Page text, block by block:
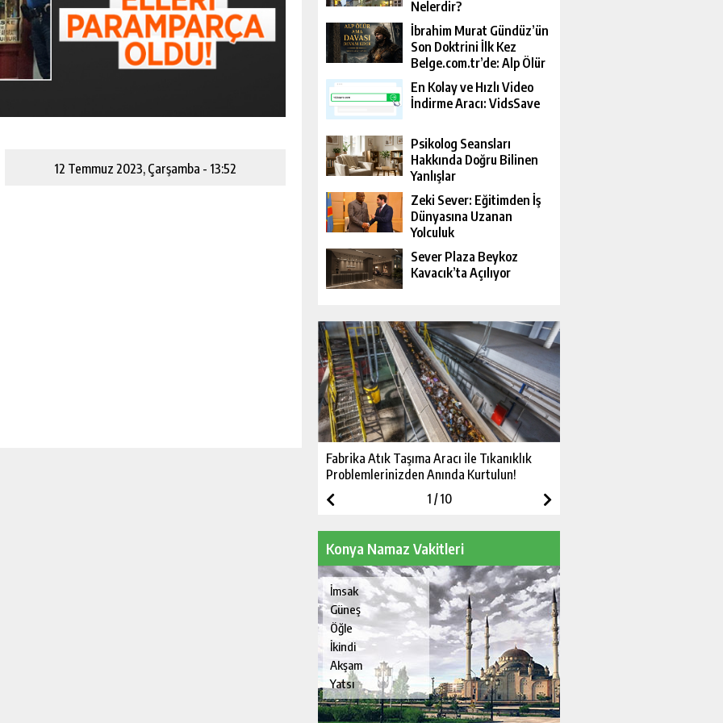
12 Temmuz 2023, Çarşamba - 13:52
Nelerdir?
İbrahim Murat Gündüz’ün
Son Doktrini İlk Kez
Belge.com.tr’de: Alp Ölür
Ama Davası Devam Eder
En Kolay ve Hızlı Video
İndirme Aracı: VidsSave
Psikolog Seansları
Hakkında Doğru Bilinen
Yanlışlar
Zeki Sever: Eğitimden İş
Dünyasına Uzanan
Yolculuk
Sever Plaza Beykoz
Kavacık’ta Açılıyor
Fabrika Atık Taşıma Aracı ile Tıkanıklık
Problemlerinizden Anında Kurtulun!
1 /10
Konya Namaz Vakitleri
İmsak
Güneş
Öğle
İkindi
Akşam
Yatsı